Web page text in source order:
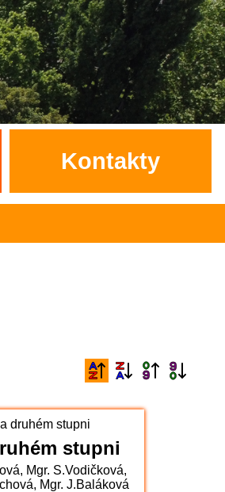
Kontakty
den (5.B)
pro 1.st (Sportovní
stupni
Mgr. S.Vodičková,
Mgr. J.Baláková